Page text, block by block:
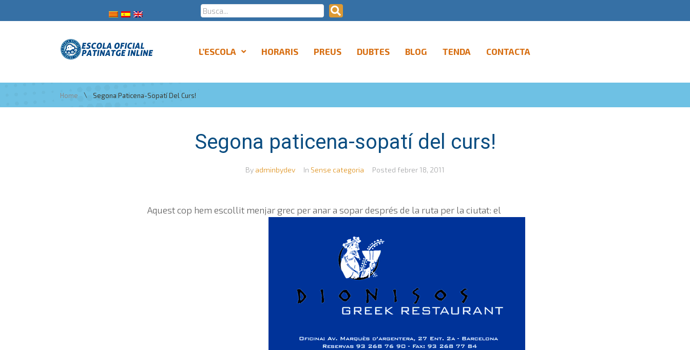
L’ESCOLA HORARIS PREUS DUBTES BLOG TENDA CONTACTA
Home \ Segona Paticena-Sopatí Del Curs!
Segona paticena-sopatí del curs!
By adminbydev In Sense categoria Posted febrer 18, 2011
Aquest cop hem escollit menjar grec per anar a sopar després de la ruta per la ciutat: el